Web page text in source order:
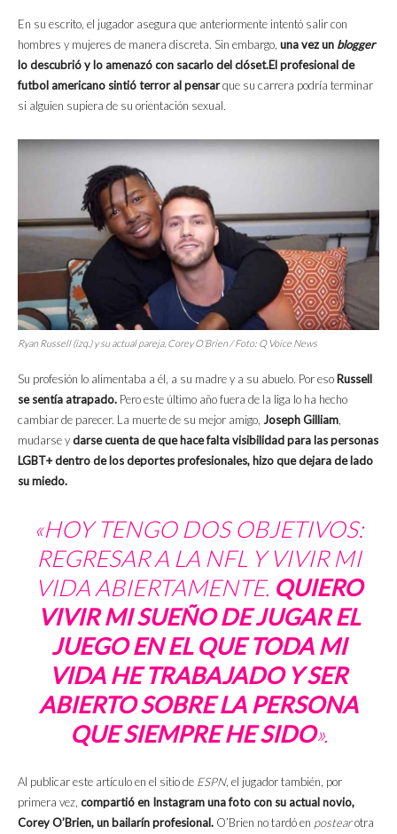
En su escrito, el jugador asegura que anteriormente intentó salir con
hombres y mujeres de manera discreta. Sin embargo, una vez un blogger
lo descubrió y lo amenazó con sacarlo del clóset.El profesional de
futbol americano sintió terror al pensarque su carrera podría terminar
si alguien supiera de su orientación sexual.
Ryan Russell (izq.) y su actual pareja, Corey O’Brien / Foto: Q Voice News
Su profesión lo alimentaba a él, a su madre y a su abuelo. Por eso Russell
se sentía atrapado. Pero este último año fuera de la liga lo ha hecho
cambiar de parecer. La muerte de su mejor amigo, Joseph Gilliam
mudarse ydarse cuenta de que hace falta visibilidad para las personas
LGBT+ dentro de los deportes profesionales, hizo que dejara de lado
su miedo.
«HOY TENGO DOS OBJETIVOS:
REGRESAR A LA NFL Y VIVIR MI
VIDA ABIERTAMENTE. QUIERO
VIVIR MI SUEÑO DE JUGAR EL
JUEGO EN EL QUE TODA MI
VIDA HE TRABAJADO Y SER
ABIERTO SOBRE LA PERSONA
QUE SIEMPRE HE SIDO».
Al publicar este artículo en el sitio de ESPN, el jugador también, por
primera vez, compartió en Instagram una foto con su actual novio,
Corey O’Brien, un bailarín profesional. O’Brien no tardó en postearotra